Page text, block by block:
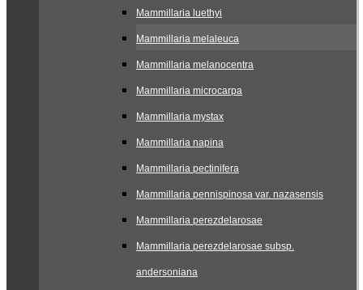
Mammillaria luethyi
Mammillaria melaleuca
Mammillaria melanocentra
Mammillaria microcarpa
Mammillaria mystax
Mammillaria napina
Mammillaria pectinifera
Mammillaria pennispinosa var. nazasensis
Mammillaria perezdelarosae
Mammillaria perezdelarosae subsp.
andersoniana